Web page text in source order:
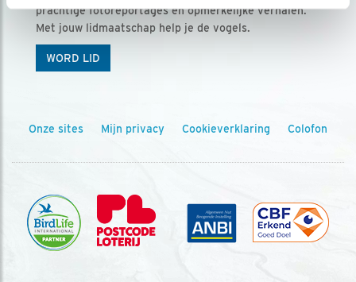
prachtige fotoreportages en opmerkelijke verhalen.
Met jouw lidmaatschap help je de vogels.
WORD LID
Onze sites Mijn privacy Cookieverklaring Colofon